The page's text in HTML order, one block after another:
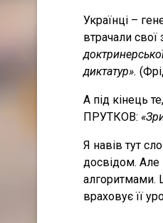
Українці –
втрачали
диктатур».
А під кінець
ПРУТКОВ:
Я навів тут
досвідом. Але
алгоритмами.
враховує її